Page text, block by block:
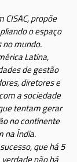
CISAC, propõe
o espaço
no mundo.
Latina,
de gestão
diretores e
a sociedade
tentam gerar
no continente
na Índia.
que há 5
não há